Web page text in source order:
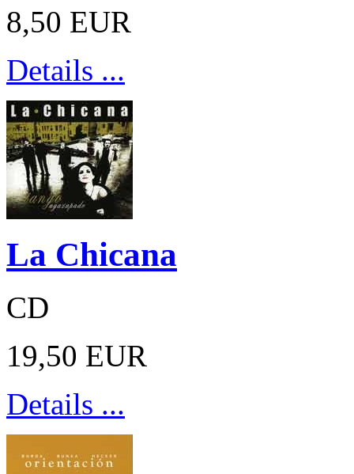
8,50 EUR
Details ...
La Chicana
CD
19,50 EUR
Details ...